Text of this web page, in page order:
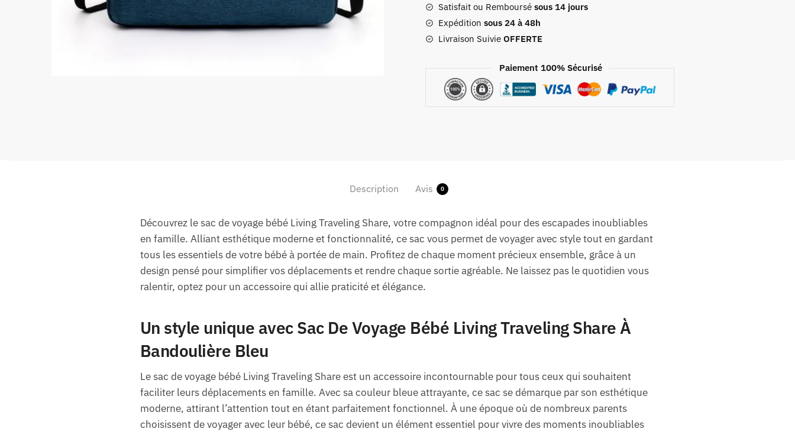
Bébé
Living
Traveling
Bandoulière
Satisfait ou Remboursé sous 14 jours
Expédition sous 24 à 48h
Livraison Suivie OFFERTE
Paiement 100% Sécurisé
Description Avis 0
Découvrez le sac de voyage bébé Living Traveling Share, votre compagnon idéal pour des escapades inoubliables
en famille. Alliant esthétique moderne et fonctionnalité, ce sac vous permet de voyager avec style tout en gardant
tous les essentiels de votre bébé à portée de main. Profitez de chaque moment précieux ensemble, grâce à un
design pensé pour simplifier vos déplacements et rendre chaque sortie agréable. Ne laissez pas le quotidien vous
ralentir, optez pour un accessoire qui allie praticité et élégance.
Un style unique avec Sac De Voyage Bébé Living Traveling Share À
Bandoulière Bleu
Le sac de voyage bébé Living Traveling Share est un accessoire incontournable pour tous ceux qui souhaitent
faciliter leurs déplacements en famille. Avec sa couleur bleue attrayante, ce sac se démarque par son esthétique
moderne, attirant l’attention tout en étant parfaitement fonctionnel. À une époque où de nombreux parents
choisissent de voyager avec leur bébé, ce sac devient un élément essentiel pour vivre des moments inoubliables